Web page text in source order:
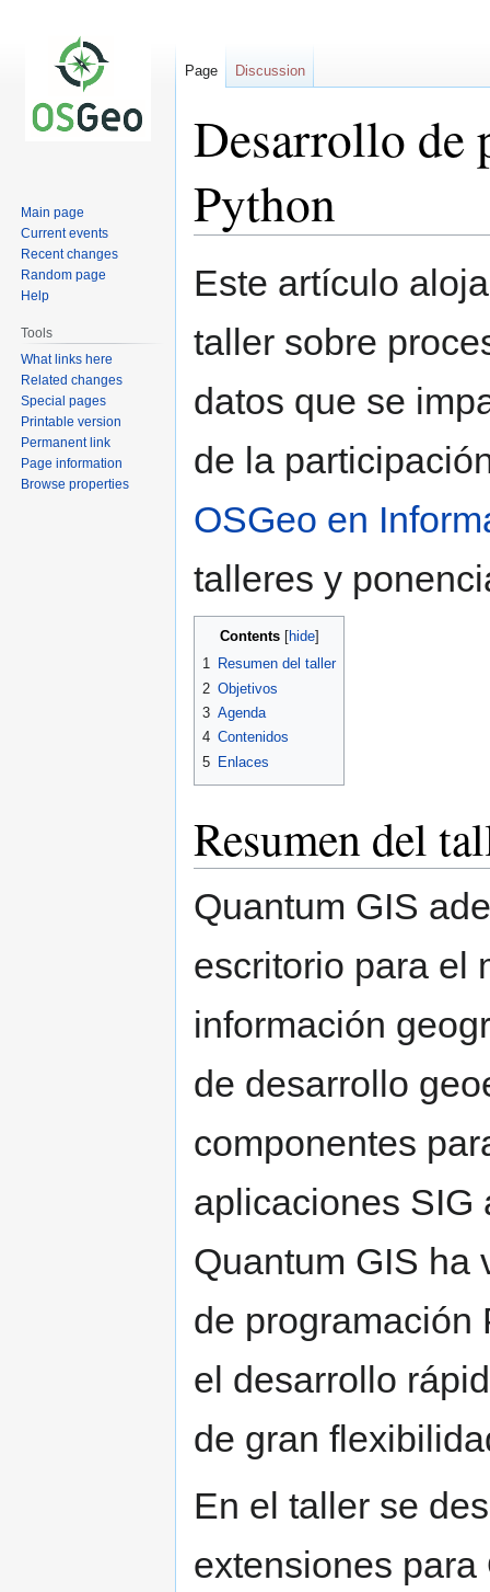
Desarrollo de
Python
to
to
Este artículo
taller sobre
datos que se
de la
OSGeo en
talleres y
Contents
1 Resumen del taller
2 Objetivos
3 Agenda
4 Contenidos
5 Enlaces
Resumen del
Quantum GIS
escritorio para el
información
de desarrollo
componentes
aplicaciones SIG
Quantum GIS ha
de programación
el desarrollo
de gran
En el taller se
extensiones
Page Discussion
Main page
Current events
Recent changes
Random page
Help
Tools
What links here
Related changes
Special pages
Printable version
Permanent link
Page information
Browse properties